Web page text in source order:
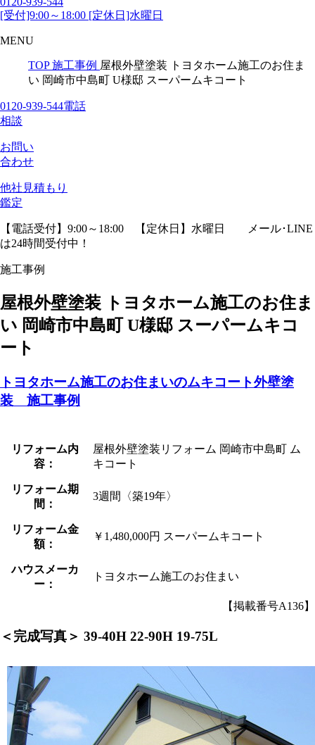
[受付]9:00～18:00 [定休日]水曜日
MENU
TOP 施工事例 屋根外壁塗装 トヨタホーム施工のお住ま
い 岡崎市中島町 U様邸 スーパームキコート
0120-939-544電話
相談
お問い
合わせ
他社見積もり
鑑定
【電話受付】9:00～18:00 【定休日】水曜日
メール･LINE
は24時間受付中！
施工事例
屋根外壁塗装 トヨタホーム施工のお住ま
い 岡崎市中島町 U様邸 スーパームキコ
ート
トヨタホーム施工のお住まいのムキコート外壁塗
装 施工事例
リフォーム内
容：
屋根外壁塗装リフォーム 岡崎市中島町 ム
キコート
リフォーム期
間：
3週間〈築19年〉
リフォーム金
額：
￥1,480,000円 スーパームキコート
ハウスメーカ
ー：
トヨタホーム施工のお住まい
【掲載番号A136】
＜完成写真＞ 39-40H 22-90H 19-75L